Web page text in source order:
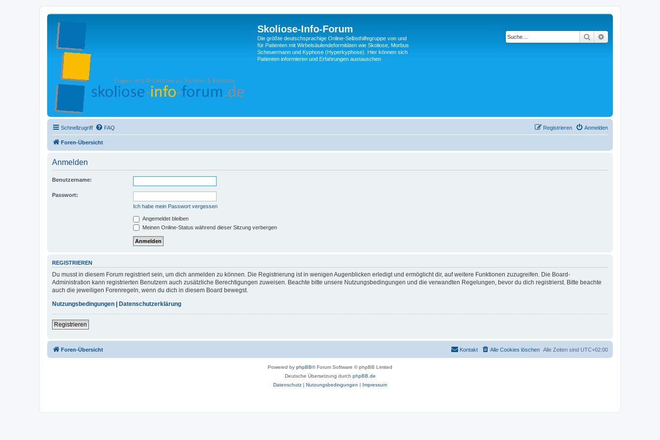
Skoliose-Info-Forum
Die größte deutschsprachige Online-Selbsthilfegruppe von und
für Patienten mit Wirbelsäulendeformitäten wie Skoliose, Morbus
Scheuermann und Kyphose (Hyperkyphose). Hier können sich
Patienten informieren und Erfahrungen austauschen.
Suche
Schnellzugriff FAQ Anmelden
Registrieren
Foren-Übersicht
Anmelden
Benutzername:
Passwort:
Ich habe mein Passwort vergessen
Angemeldet bleiben
Meinen Online-Status während dieser Sitzung verbergen
REGISTRIEREN
Du musst in diesem Forum registriert sein, um dich anmelden zu können. Die Registrierung ist in wenigen Augenblicken erledigt und ermöglicht dir, auf weitere Funktionen zuzugreifen. Die Board-
Administration kann registrierten Benutzern auch zusätzliche Berechtigungen zuweisen. Beachte bitte unsere Nutzungsbedingungen und die verwandten Regelungen, bevor du dich registrierst. Bitte beachte
auch die jeweiligen Forenregeln, wenn du dich in diesem Board bewegst.
Nutzungsbedingungen | Datenschutzerklärung
Registrieren
Foren-Übersicht Alle Zeiten sind UTC+02:00
Alle Cookies löschen
Kontakt
Powered by phpBB® Forum Software © phpBB Limited
Deutsche Übersetzung durch phpBB.de
Datenschutz | Nutzungsbedingungen | Impressum